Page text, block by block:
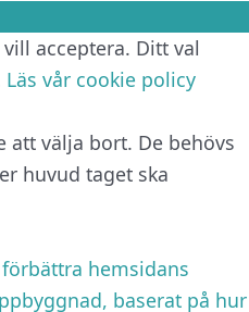
acceptera. Ditt val
Läs vår cookie policy
att välja bort. De behövs
huvud taget ska
hemsidans
baserat på hur